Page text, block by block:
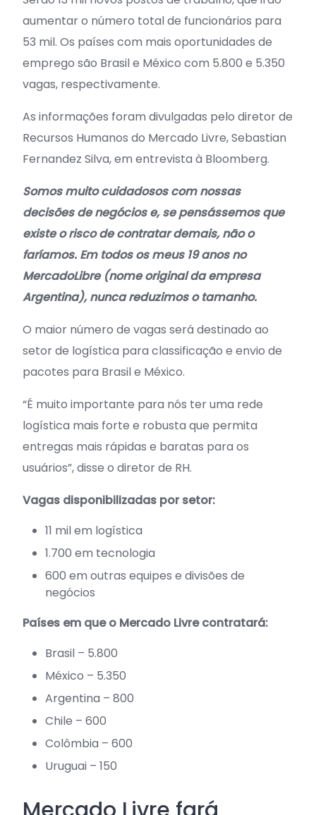
aumentar o número total de funcionários para
53 mil. Os países com mais oportunidades de
emprego são Brasil e México com 5.800 e 5.350
vagas, respectivamente.
As informações foram divulgadas pelo diretor de
Recursos Humanos do Mercado Livre, Sebastian
Fernandez Silva, em entrevista à Bloomberg.
Somos muito cuidadosos com nossas
decisões de negócios e, se pensássemos que
existe o risco de contratar demais, não o
faríamos. Em todos os meus 19 anos no
MercadoLibre (nome original da empresa
Argentina), nunca reduzimos o tamanho.
O maior número de vagas será destinado ao
setor de logística para classificação e envio de
pacotes para Brasil e México.
“É muito importante para nós ter uma rede
logística mais forte e robusta que permita
entregas mais rápidas e baratas para os
usuários”, disse o diretor de RH.
Vagas disponibilizadas por setor:
11 mil em logística
1.700 em tecnologia
600 em outras equipes e divisões de
negócios
Países em que o Mercado Livre contratará:
Brasil – 5.800
México – 5.350
Argentina – 800
Chile – 600
Colômbia – 600
Uruguai – 150